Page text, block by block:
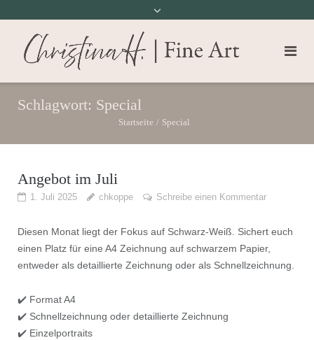
Schlagwort: Special
Startseite / Special
Angebot im Juli
1. Juli 2025 chkoppe Schreibe einen Kommentar
Diesen Monat liegt der Fokus auf Schwarz-Weiß. Sichert euch
einen Platz für eine A4 Zeichnung auf schwarzem Papier,
entweder als detaillierte Zeichnung oder als Schnellzeichnung.
✔️ Format A4
✔️ Schnellzeichnung oder detaillierte Zeichnung
✔️ Einzelportraits